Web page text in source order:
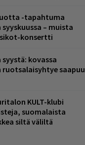
-tapahtuma
– muista
konsertti
kovassa
ruotsalaisyhtye saapuu
KULT-klubi
suomalaista
siltä väliltä